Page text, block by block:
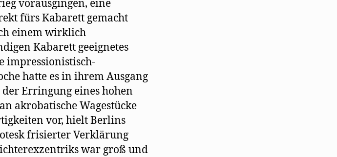
vorausgingen, eine
fürs Kabarett gemacht
einem wirklich
Kabarett geeignetes
impressionistisch-
hatte es in ihrem Ausgang
der Erringung eines hohen
akrobatische Wagestücke
vor, hielt Berlins
frisierter Verklärung
war groß und